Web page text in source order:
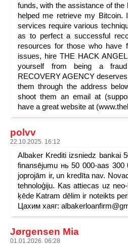
funds, with the assistance of
helped me retrieve my
services require various
as to perfect a successful
resources for those who have
issues, hire THE HACK
yourself from being a
RECOVERY AGENCY
them through the address
shoot them an email at
have a great website at
polvv
22.10.2025. 16:12
Albaker Krediti izsniedz bankai
finansējumu нь 50 000-аas
joprojām ir, un kredīta nav.
tehnoloģiju. Kas attiecas uz
ķēde Katram dēlim ir noteikts
Цахим хаяг:
Jørgensen Mia
01.01.2026. 06:28